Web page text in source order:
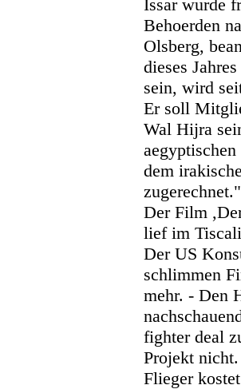
Issar wurde
Behoerden
Olsberg,
dieses
sein, wird
Er soll
Wal Hijra
dem
zugerechnet."
Der Film
lief im
Der US
schlimmen
mehr. - Den
fighter deal
Projekt
Flieger